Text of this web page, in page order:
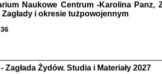
Zagłada
Studia i
Naukowe Centrum -Karolina Panz,
i okresie tużpowojennym
Zagłada Żydów. Studia i Materiały 2027